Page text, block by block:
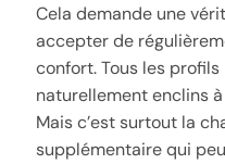
Cela demande une
accepter de
confort. Tous les
naturellement enclins
Mais c’est surtout la
supplémentaire qui